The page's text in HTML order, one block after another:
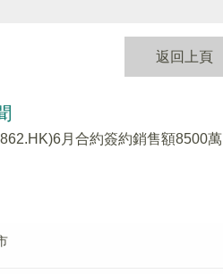
返回上頁
月合約簽約銷售額8500萬